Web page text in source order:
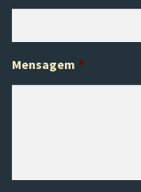
Mensagem *